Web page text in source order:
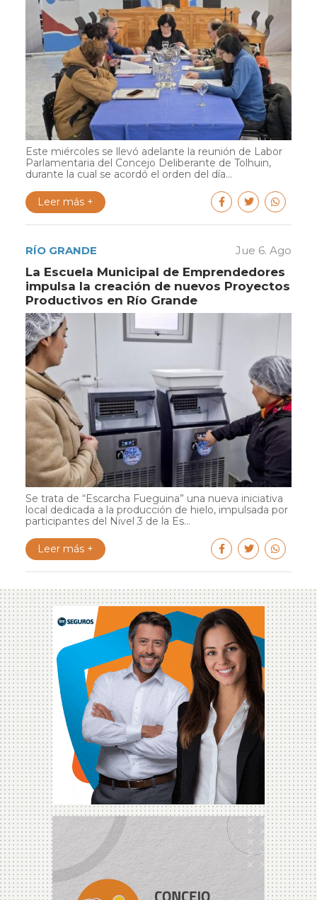
Este miércoles se llevó adelante la reunión de Labor
Parlamentaria del Concejo Deliberante de Tolhuin,
durante la cual se acordó el orden del día...
Leer más +
RÍO GRANDE Jue 6. Ago
La Escuela Municipal de Emprendedores
impulsa la creación de nuevos Proyectos
Productivos en Río Grande
Se trata de “Escarcha Fueguina” una nueva iniciativa
local dedicada a la producción de hielo, impulsada por
participantes del Nivel 3 de la Es...
Leer más +